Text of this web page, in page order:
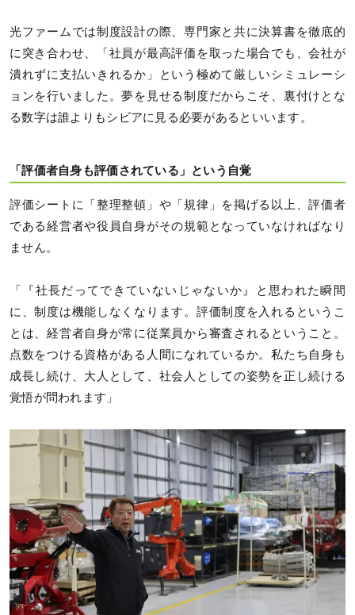
光ファームでは制度設計の際、専門家と共に決算書を徹底的
に突き合わせ、「社員が最高評価を取った場合でも、会社が
潰れずに支払いきれるか」という極めて厳しいシミュレーシ
ョンを行いました。夢を見せる制度だからこそ、裏付けとな
る数字は誰よりもシビアに見る必要があるといいます。
「評価者自身も評価されている」という自覚
評価シートに「整理整頓」や「規律」を掲げる以上、評価者
である経営者や役員自身がその規範となっていなければなり
ません。
「『社長だってできていないじゃないか』と思われた瞬間
に、制度は機能しなくなります。評価制度を入れるというこ
とは、経営者自身が常に従業員から審査されるということ。
点数をつける資格がある人間になれているか。私たち自身も
成長し続け、大人として、社会人としての姿勢を正し続ける
覚悟が問われます」